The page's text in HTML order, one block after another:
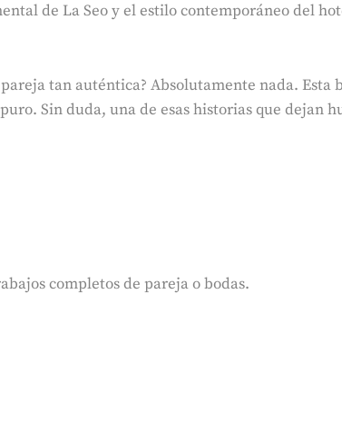
de La Seo y el estilo contemporáneo del
tan auténtica? Absolutamente nada. Esta
Sin duda, una de esas historias que dejan
completos de pareja o bodas.